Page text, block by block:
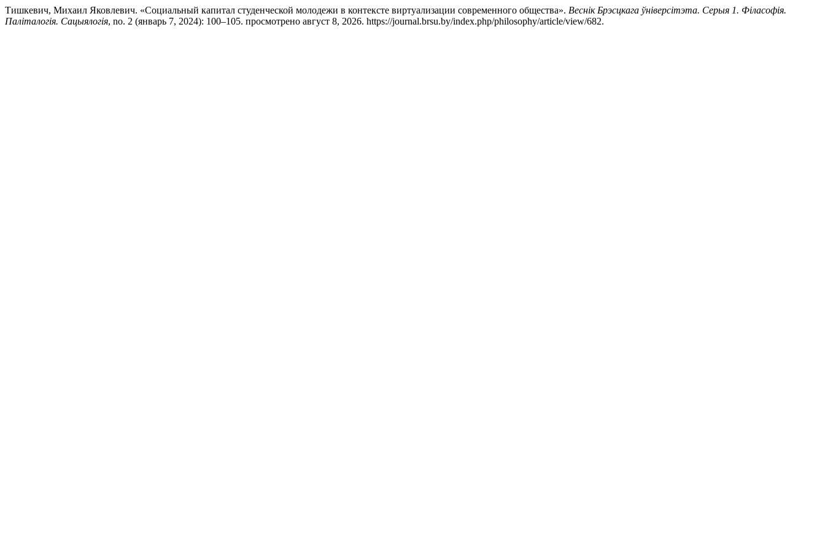
Тишкевич, Михаил Яковлевич. «Социальный капитал студенческой молодежи в контексте виртуализации современного общества». Веснік Брэсцкага ўніверсітэта. Серыя 1. Філасофія.
Паліталогія. Сацыялогія, no. 2 (январь 7, 2024): 100–105. просмотрено август 8, 2026. https://journal.brsu.by/index.php/philosophy/article/view/682.